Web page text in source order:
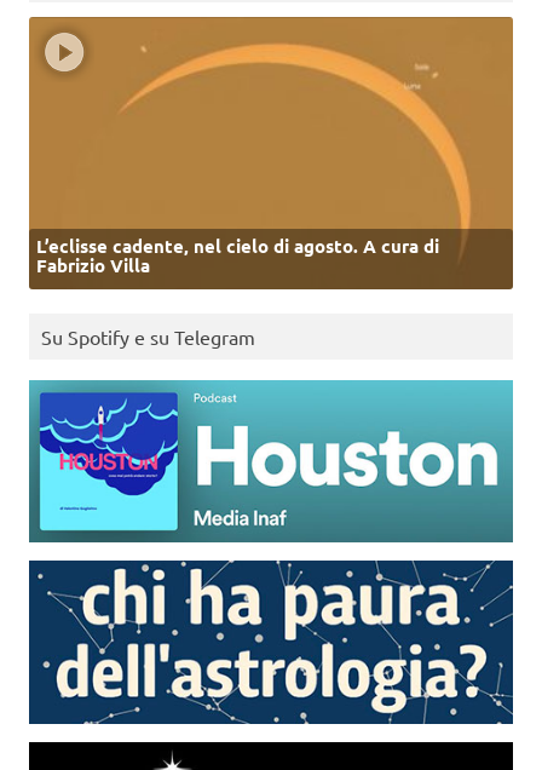
L’eclisse cadente, nel cielo di agosto. A cura di
Fabrizio Villa
Su Spotify e su Telegram